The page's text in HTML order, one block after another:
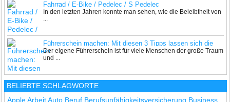
Fahrrad / E-Bike / Pedelec / S Pedelec
In den letzten Jahren konnte man sehen, wie die Beleibtheit von
...
Führerschein machen: Mit diesen 3 Tipps lassen sich die
Kosten niedrig halten
Der eigene Führerschein ist für viele Menschen der große Traum
und ...
BELIEBTE SCHLAGWORTE
Apple Arbeit Auto Beruf Berufsunfähigkeitsversicherung Business